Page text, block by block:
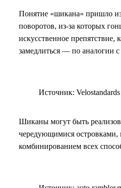
Понятие «шикана» пришло из
поворотов, из-за которых
искусственное препятствие,
замедлиться — по аналогии
Источник:
Шиканы могут быть
чередующимися островками,
комбинированием всех